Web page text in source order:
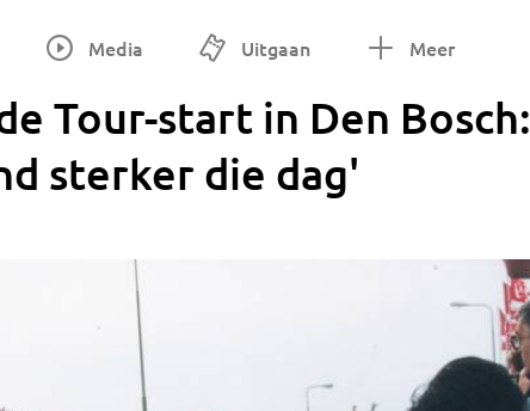
Media Uitgaan Meer
Tour-start in Den Bosch:
sterker die dag'